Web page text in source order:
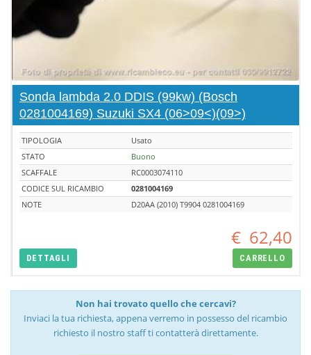
Sonda lambda 2.0 DDIS (99kw) (Bosch
0281004169) Suzuki SX4 (06>09<)(09>)
TIPOLOGIA
Usato
STATO
Buono
SCAFFALE
RC0003074110
CODICE SUL RICAMBIO
0281004169
NOTE
D20AA (2010) T9904 0281004169
€ 62,40
DETTAGLI CARRELLO
Non hai trovato quello che cercavi?
Inviaci la tua richiesta, appena verremo in possesso del ricambio
richiesto il nostro staff ti contatterà direttamente.